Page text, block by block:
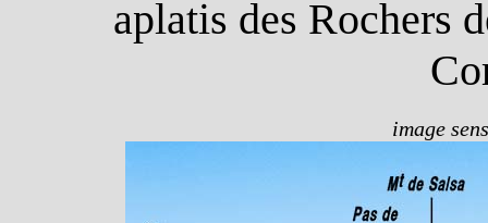
aplatis des Rochers
image